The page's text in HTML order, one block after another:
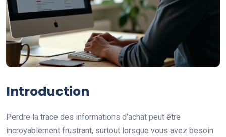
Introduction
Perdre la trace des informations d’achat peut être
incroyablement frustrant, surtout lorsque vous avez besoin